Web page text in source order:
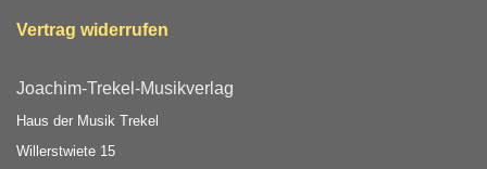
Vertrag widerrufen
Joachim-Trekel-Musikverlag
Haus der Musik Trekel
Willerstwiete 15